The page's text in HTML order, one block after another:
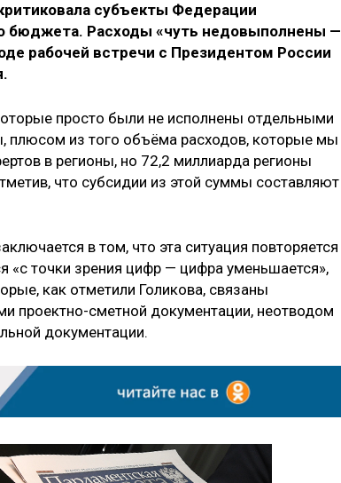
субъекты Федерации
бюджета. Расходы «чуть недовыполнены —
рабочей встречи с Президентом России
просто были не исполнены отдельными
плюсом из того объёма расходов, которые мы
в регионы, но 72,2 миллиарда регионы
что субсидии из этой суммы составляют
в том, что эта ситуация повторяется
«с точки зрения цифр — цифра уменьшается»,
как отметили Голикова, связаны
проектно-сметной документации, неотводом
документации.